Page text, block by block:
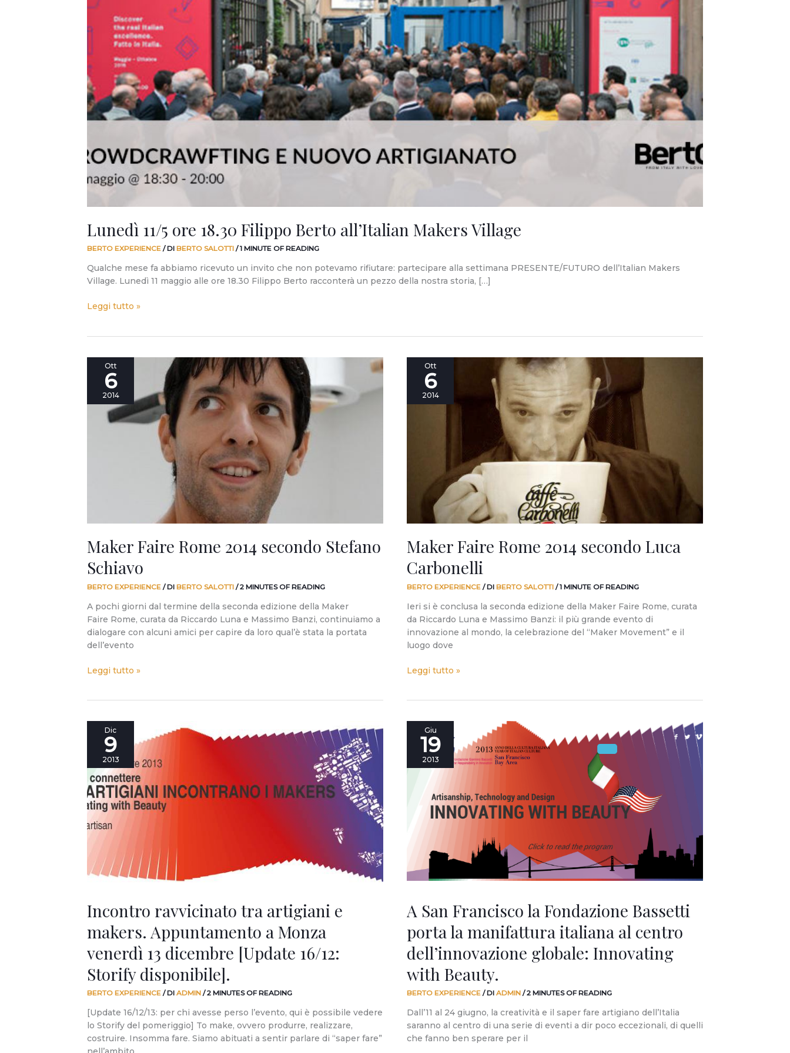
Lunedì 11/5 ore 18.30 Filippo Berto all’Italian Makers Village
BERTO EXPERIENCE / DI BERTO SALOTTI /1 MINUTE OF READING
Qualche mese fa abbiamo ricevuto un invito che non potevamo rifiutare: partecipare alla settimana PRESENTE/FUTURO dell’Italian Makers
Village. Lunedì 11 maggio alle ore 18.30 Filippo Berto racconterà un pezzo della nostra storia, […]
Leggi tutto »
Ott
6
2014
Maker Faire Rome 2014 secondo Stefano
Schiavo
BERTO EXPERIENCE / DI BERTO SALOTTI /2 MINUTES OF READING
A pochi giorni dal termine della seconda edizione della Maker
Faire Rome, curata da Riccardo Luna e Massimo Banzi, continuiamo a
dialogare con alcuni amici per capire da loro qual’è stata la portata
dell’evento
Maker
Faire
Rome
secondo
Leggi tutto »
Ott
6
2014
Maker Faire Rome 2014 secondo Luca
Carbonelli
BERTO EXPERIENCE / DI BERTO SALOTTI /1 MINUTE OF READING
Ieri si è conclusa la seconda edizione della Maker Faire Rome, curata
da Riccardo Luna e Massimo Banzi: il più grande evento di
innovazione al mondo, la celebrazione del “Maker Movement” e il
luogo dove
Maker
Faire
Rome
Leggi tutto »
Dic
9
2013
Incontro ravvicinato tra artigiani e
makers. Appuntamento a Monza
venerdì 13 dicembre [Update 16/12:
Storify disponibile].
BERTO EXPERIENCE / DI ADMIN /2 MINUTES OF READING
[Update 16/12/13: per chi avesse perso l’evento, qui è possibile vedere
lo Storify del pomeriggio] To make, ovvero produrre, realizzare,
costruire. Insomma fare. Siamo abituati a sentir parlare di “saper fare”
Incontro
ravvicinato
artigiani
e
makers.
Appuntamento
Monza
dicembre
Storify
disponibile].
Giu
19
2013
A San Francisco la Fondazione Bassetti
porta la manifattura italiana al centro
dell’innovazione globale: Innovating
with Beauty.
BERTO EXPERIENCE / DI ADMIN /2 MINUTES OF READING
Dall’11 al 24 giugno, la creatività e il saper fare artigiano dell’Italia
saranno al centro di una serie di eventi a dir poco eccezionali, di quelli
che fanno ben sperare per il
San
Francisco
la
Bassetti
centro
dell’innovazione
Innovating
with
Beauty.